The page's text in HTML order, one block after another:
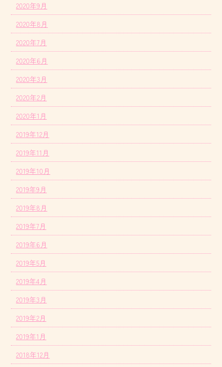
2020年9月
2020年8月
2020年7月
2020年6月
2020年3月
2020年2月
2020年1月
2019年12月
2019年11月
2019年10月
2019年9月
2019年8月
2019年7月
2019年6月
2019年5月
2019年4月
2019年3月
2019年2月
2019年1月
2018年12月